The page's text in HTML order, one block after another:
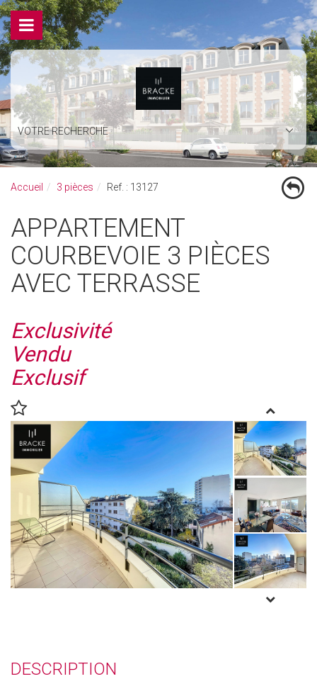
VOTRE RECHERCHE
Accueil 3 pièces Ref. : 13127
APPARTEMENT
COURBEVOIE 3 PIÈCES
AVEC TERRASSE
Exclusivité
Vendu
Exclusif
DESCRIPTION